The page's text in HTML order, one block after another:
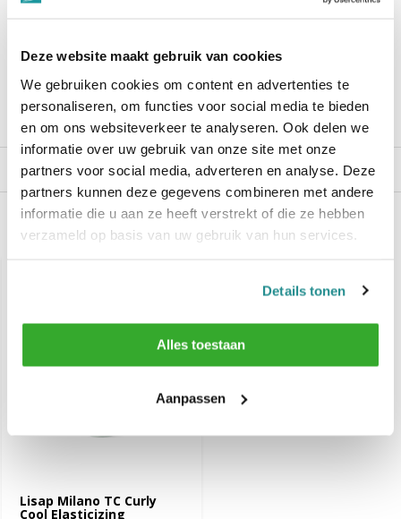
Deze website maakt gebruik van cookies
We gebruiken cookies om content en advertenties te
personaliseren, om functies voor social media te bieden
en om ons websiteverkeer te analyseren. Ook delen we
informatie over uw gebruik van onze site met onze
partners voor social media, adverteren en analyse. Deze
partners kunnen deze gegevens combineren met andere
informatie die u aan ze heeft verstrekt of die ze hebben
verzameld op basis van uw gebruik van hun services.
Details tonen
Alles toestaan
Aanpassen
““Snelle levering , alles compleet, goed verpakt.””
Productomschrijving
Reviews
Recent bekeken
Lisap Milano TC Curly
Cool Elasticizing